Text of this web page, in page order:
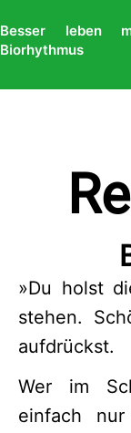
Besser leben
Biorhythmus
»Du holst
stehen.
aufdrückst.
Wer im
einfach